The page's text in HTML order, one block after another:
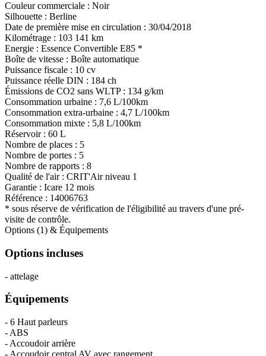
Couleur commerciale : Noir
Silhouette : Berline
Date de première mise en circulation : 30/04/2018
Kilométrage : 103 141 km
Energie : Essence Convertible E85 *
Boîte de vitesse : Boîte automatique
Puissance fiscale : 10 cv
Puissance réelle DIN : 184 ch
Émissions de CO2 sans WLTP : 134 g/km
Consommation urbaine : 7,6 L/100km
Consommation extra-urbaine : 4,7 L/100km
Consommation mixte : 5,8 L/100km
Réservoir : 60 L
Nombre de places : 5
Nombre de portes : 5
Nombre de rapports : 8
Qualité de l'air : CRIT'Air niveau 1
Garantie : Icare 12 mois
Référence : 14006763
* sous réserve de vérification de l'éligibilité au travers d'une pré-
visite de contrôle.
Options (1) & Équipements
Options incluses
- attelage
Équipements
- 6 Haut parleurs
- ABS
- Accoudoir arrière
- Accoudoir central AV avec rangement